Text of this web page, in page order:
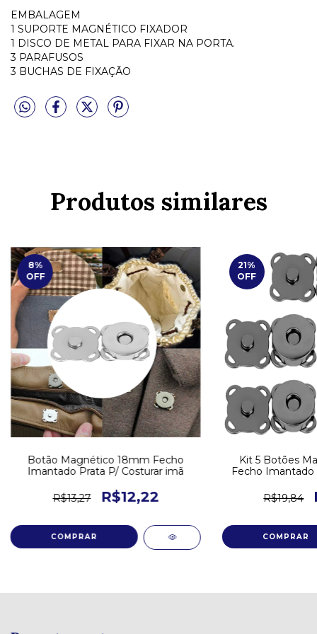
EMBALAGEM
1 SUPORTE MAGNÉTICO FIXADOR
1 DISCO DE METAL PARA FIXAR NA PORTA.
3 PARAFUSOS
3 BUCHAS DE FIXAÇÃO
Produtos similares
8%
OFF
Botão Magnético 18mm Fecho
Imantado Prata P/ Costurar imã
R$13,27 R$12,22
21%
OFF
Kit 5 Botões
Fecho Imantado
R$19,84